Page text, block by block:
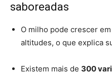
saboreadas
O milho pode crescer
altitudes, o que explica
Existem mais de 300